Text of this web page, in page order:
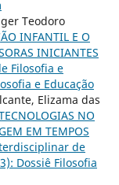
Teodoro
INFANTIL E O
INICIANTES
Filosofia e
e Educação
Elizama das
NO
EM TEMPOS
de
Dossiê Filosofia